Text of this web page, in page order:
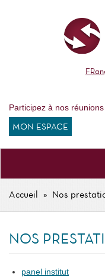
Participez à nos
MON ESPACE
FIL
D'ARIANE
Accueil Nos
NOS
panel institut